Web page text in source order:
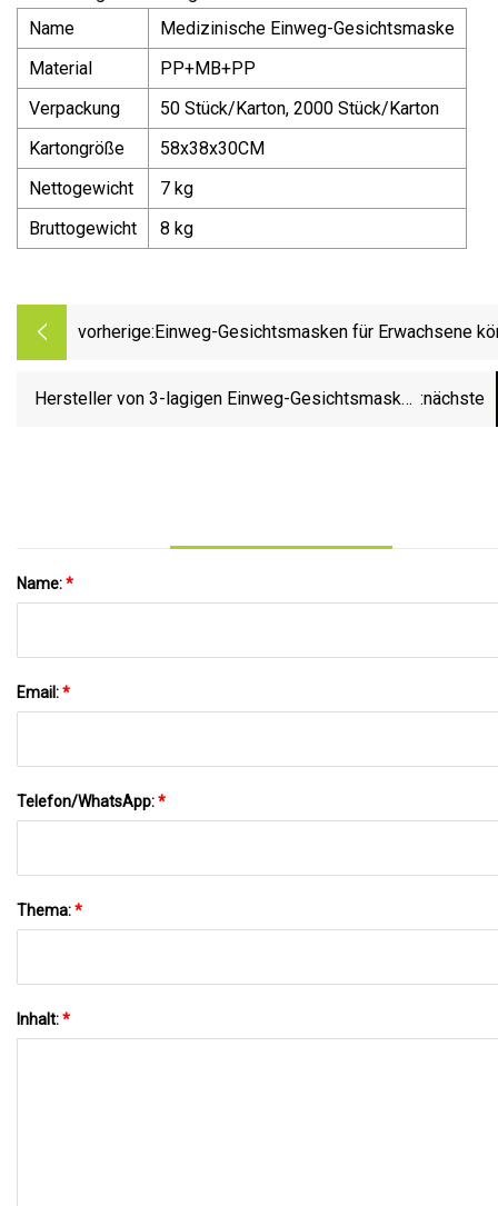
Name
Medizinische Einweg-Gesichtsmaske
Material
PP+MB+PP
Verpackung
50 Stück/Karton, 2000 Stück/Karton
Kartongröße
58x38x30CM
Nettogewicht
7 kg
Bruttogewicht
8 kg
vorherige: Einweg-Gesichtsmasken für Erwachsene
Hersteller von 3-lagigen Einweg-Gesichtsmasken :nächste
Name:*
Email:*
Telefon/WhatsApp:*
Thema:*
Inhalt:*